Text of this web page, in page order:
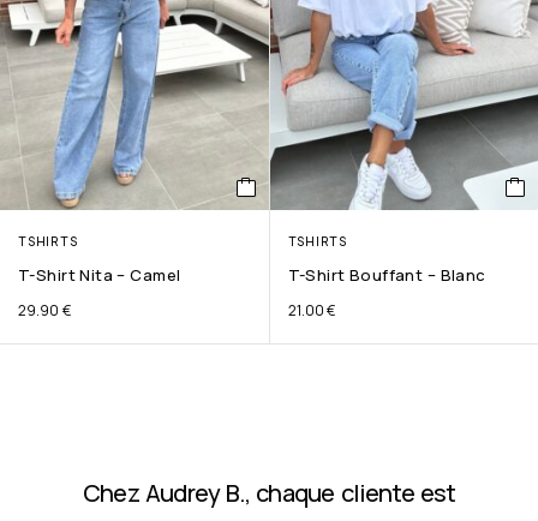
TSHIRTS
T-Shirt Nita – Camel
29.90 €
TSHIRTS
T-Shirt Bouffant – Blanc
21.00€
Chez Audrey B., chaque cliente est